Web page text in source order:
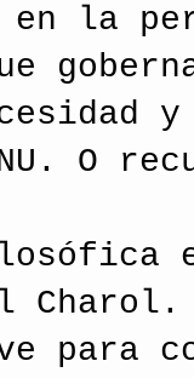
en la
O
Charol.
para